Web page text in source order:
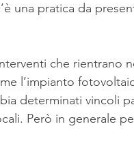
una pratica da
che rientrano
l’impianto
determinati vincoli
Però in generale